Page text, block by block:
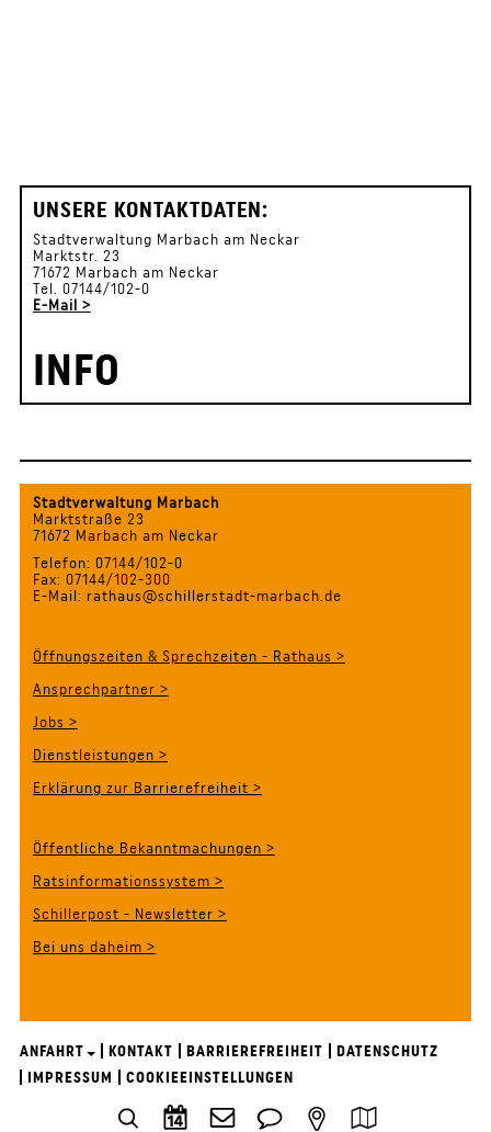
UNSERE KONTAKTDATEN:
Stadtverwaltung Marbach am Neckar
Marktstr. 23
71672 Marbach am Neckar
Tel. 07144/102-0
E-Mail >
INFO
Stadtverwaltung Marbach
Marktstraße 23
71672 Marbach am Neckar
Telefon: 07144/102-0
Fax: 07144/102-300
E-Mail: rathaus@schillerstadt-marbach.de
Öffnungszeiten & Sprechzeiten - Rathaus >
Ansprechpartner >
Jobs >
Dienstleistungen >
Erklärung zur Barrierefreiheit >
Öffentliche Bekanntmachungen >
Ratsinformationssystem >
Schillerpost - Newsletter >
Bei uns daheim >
ANFAHRT KONTAKT BARRIEREFREIHEIT
DATENSCHUTZ
IMPRESSUM
COOKIEEINSTELLUNGEN